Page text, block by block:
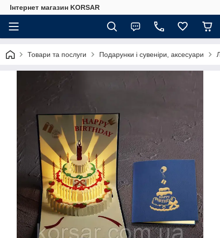
Iнтернет магазин KORSAR
Товари та послуги Подарунки і сувеніри, аксесуари